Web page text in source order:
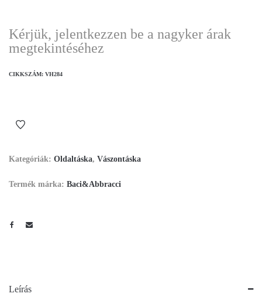
Kérjük, jelentkezzen be a nagyker árak
megtekintéséhez
CIKKSZÁM: VH284
Kategóriák: Oldaltáska, Vászontáska
Termék márka: Baci&Abbracci
Leírás